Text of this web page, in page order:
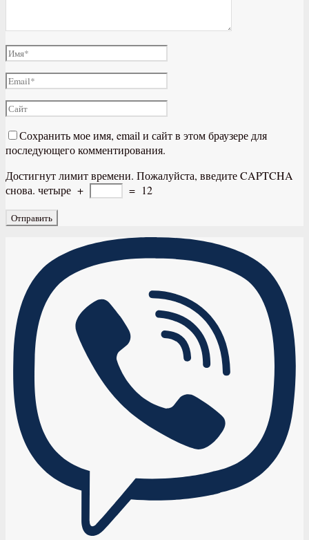
Сохранить мое имя, email и сайт в этом браузере для
последующего комментирования.
Достигнут лимит времени. Пожалуйста, введите CAPTCHA
снова. четыре + = 12